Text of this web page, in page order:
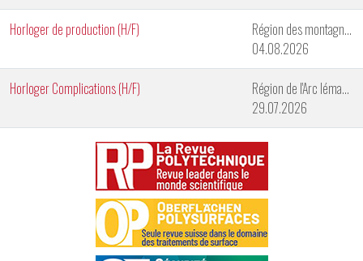
Horloger de production (H/F)
Région des montagnes neuchâteloises
04.08.2026
Horloger Complications (H/F)
Région de l'Arc lémanique
29.07.2026